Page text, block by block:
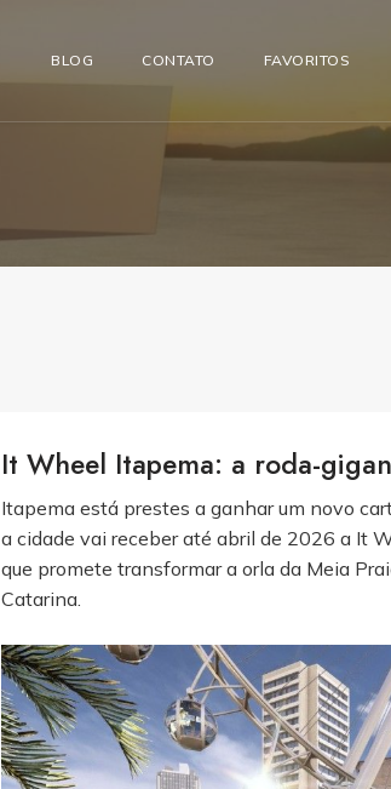
BLOG CONTATO FAVORITOS
It Wheel Itapema: a roda-
Itapema está prestes a ganhar um novo
a cidade vai receber até abril de 2026 a It
que promete transformar a orla da Meia
Catarina.